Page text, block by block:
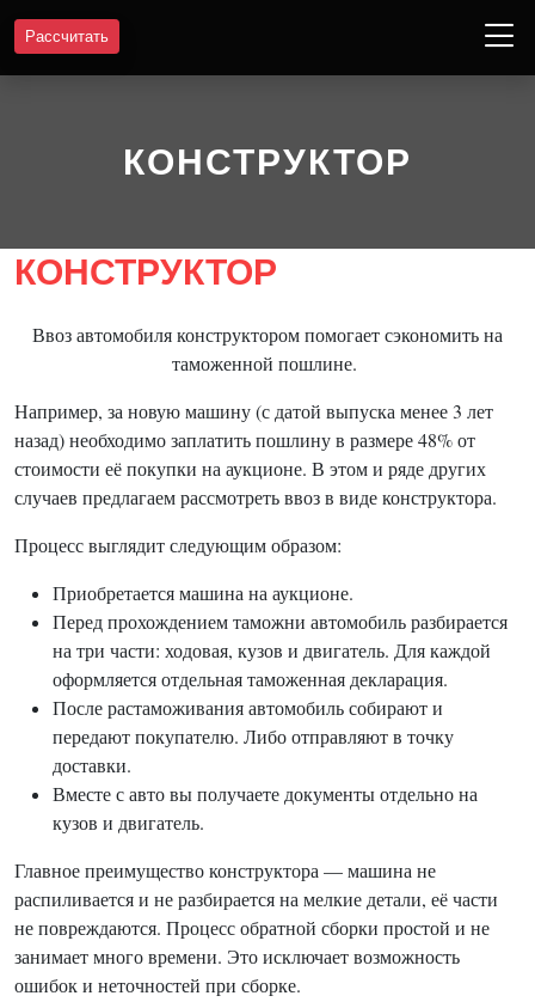
Рассчитать
КОНСТРУКТОР
КОНСТРУКТОР
Ввоз автомобиля конструктором помогает сэкономить на
таможенной пошлине.
Например, за новую машину (с датой выпуска менее 3 лет
назад) необходимо заплатить пошлину в размере 48% от
стоимости её покупки на аукционе. В этом и ряде других
случаев предлагаем рассмотреть ввоз в виде конструктора.
Процесс выглядит следующим образом:
Приобретается машина на аукционе.
Перед прохождением таможни автомобиль разбирается
на три части: ходовая, кузов и двигатель. Для каждой
оформляется отдельная таможенная декларация.
После растаможивания автомобиль собирают и
передают покупателю. Либо отправляют в точку
доставки.
Вместе с авто вы получаете документы отдельно на
кузов и двигатель.
Главное преимущество конструктора — машина не
распиливается и не разбирается на мелкие детали, её части
не повреждаются. Процесс обратной сборки простой и не
занимает много времени. Это исключает возможность
ошибок и неточностей при сборке.